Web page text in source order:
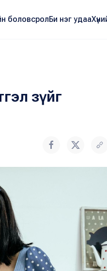
боловсролБи нэг удаа
зүйг